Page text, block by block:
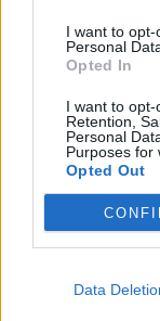
I want to
Personal
Opted In
I want to opt-
Retention,
Personal
Purposes for
Opted Out
Data